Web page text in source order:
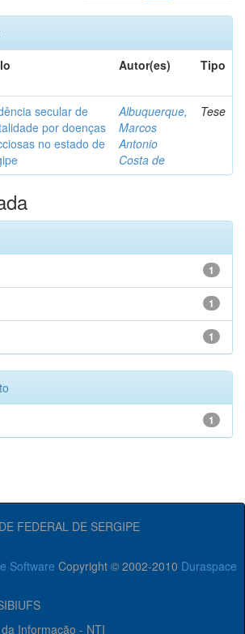
Autor(es) Tipo
secular de
por doenças
no estado de
Albuquerque,
Marcos
Antonio
Costa de
Tese
1
1
1
1
FEDERAL DE SERGIPE
Software Copyright © 2002-2010 Duraspace
Informação - NTI